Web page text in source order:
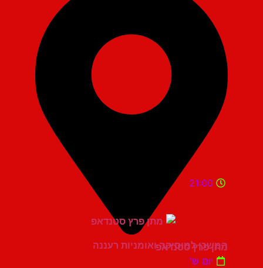
המשכן למוסיקה ואומניות רעננה
21:00
מתן פרץ סטנדאפ
יום ש'